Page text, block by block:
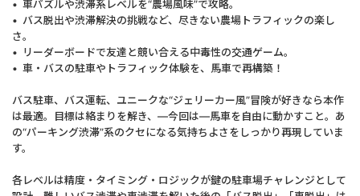
• 車パズルや渋滞系レベルを“農場風味”で攻略。
• バス脱出や渋滞解決の挑戦など、尽きない農場トラフィックの楽し
さ。
• リーダーボードで友達と競い合える中毒性の交通ゲーム。
• 車・バスの駐車やトラフィック体験を、馬車で再構築！
バス駐車、バス運転、ユニークな“ジェリーカー風”冒険が好きなら本作
は最適。目標は絡まりを解き、—今回は—馬車を自由に動かすこと。あ
の“パーキング渋滞”系のクセになる気持ちよさをしっかり再現していま
す。
各レベルは精度・タイミング・ロジックが鍵の駐車場チャレンジとして